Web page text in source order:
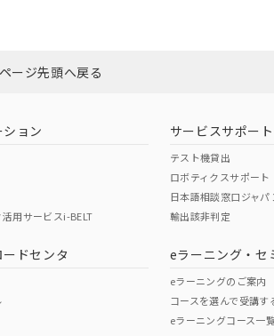
O
ページ先頭へ戻る
ョン
用サービスi-BELT
ドセンタ
サービスサポート
テスト機貸出
ロボティクスサポート
日本語相談窓口ジャパ
輸出該非判定
eラーニング・セ
eラーニングのご案内
コースを選んで受講す
eラーニングコース一覧